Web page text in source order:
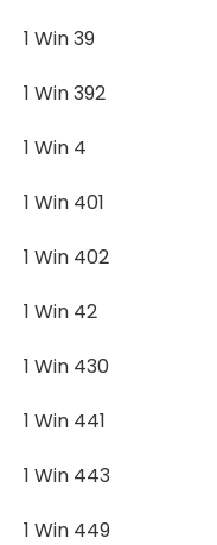
1 Win 39
1 Win 392
1 Win 4
1 Win 401
1 Win 402
1 Win 42
1 Win 430
1 Win 441
1 Win 443
1 Win 449